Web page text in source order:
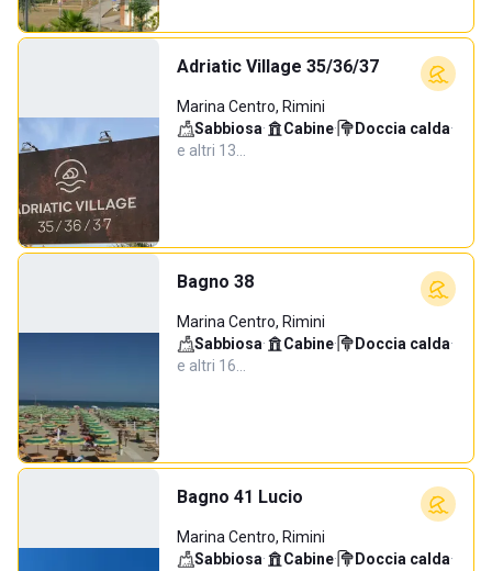
Adriatic Village 35/36/37
Marina Centro, Rimini
Sabbiosa· Cabine· Doccia calda·
e altri 13…
Bagno 38
Marina Centro, Rimini
Sabbiosa· Cabine· Doccia calda·
e altri 16…
Bagno 41 Lucio
Marina Centro, Rimini
Sabbiosa· Cabine· Doccia calda·